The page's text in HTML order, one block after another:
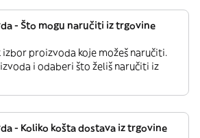
- Što mogu naručiti iz trgovine
izbor proizvoda koje možeš naručiti.
i odaberi što želiš naručiti iz
- Koliko košta dostava iz trgovine